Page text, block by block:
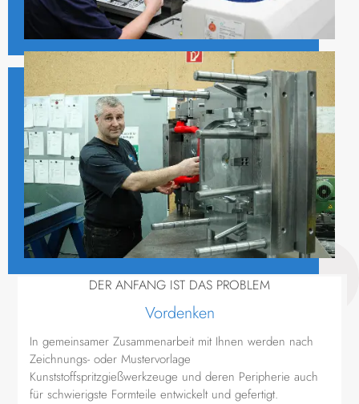
DER ANFANG IST DAS PROBLEM
Vordenken
In gemeinsamer Zusammenarbeit mit Ihnen werden nach
Zeichnungs- oder Mustervorlage
Kunststoffspritzgießwerkzeuge und deren Peripherie auch
für schwierigste Formteile entwickelt und gefertigt.